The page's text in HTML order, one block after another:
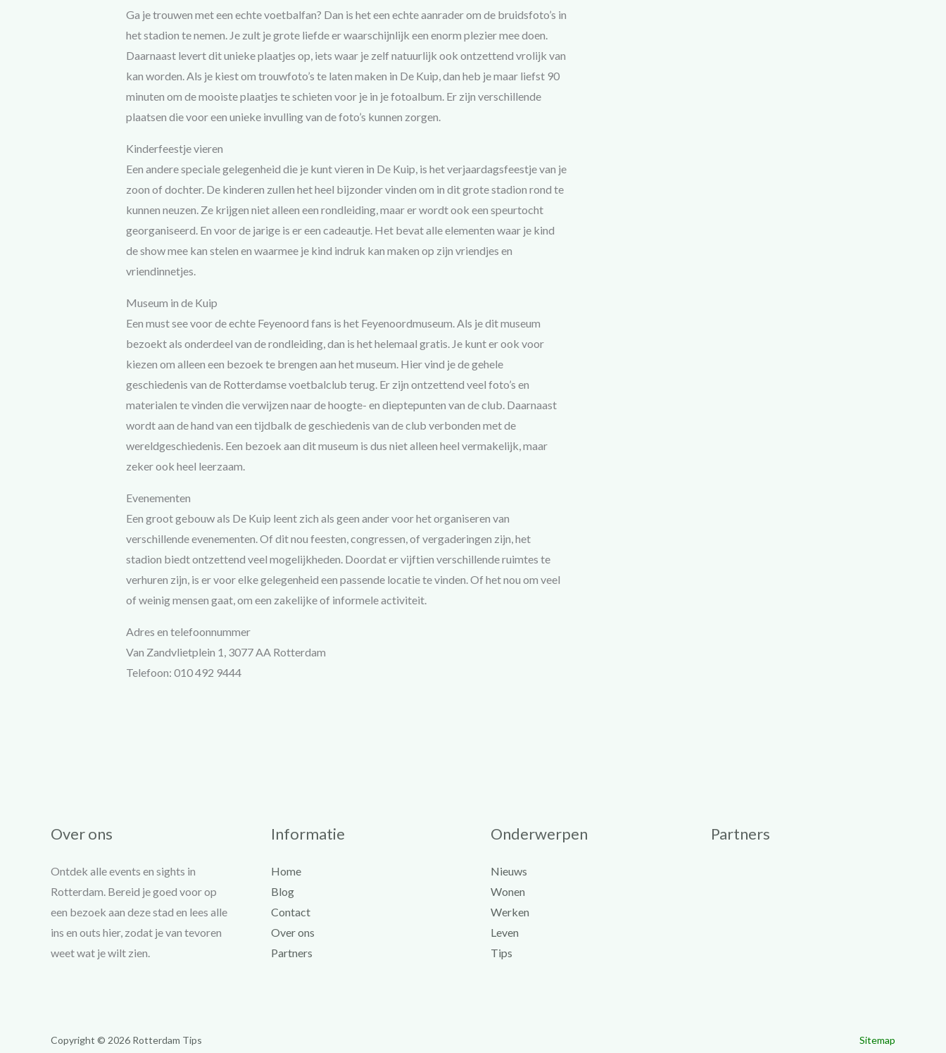
Ga je trouwen met een echte voetbalfan? Dan is het een echte aanrader om de bruidsfoto’s in
het stadion te nemen. Je zult je grote liefde er waarschijnlijk een enorm plezier mee doen.
Daarnaast levert dit unieke plaatjes op, iets waar je zelf natuurlijk ook ontzettend vrolijk van
kan worden. Als je kiest om trouwfoto’s te laten maken in De Kuip, dan heb je maar liefst 90
minuten om de mooiste plaatjes te schieten voor je in je fotoalbum. Er zijn verschillende
plaatsen die voor een unieke invulling van de foto’s kunnen zorgen.
Kinderfeestje vieren
Een andere speciale gelegenheid die je kunt vieren in De Kuip, is het verjaardagsfeestje van je
zoon of dochter. De kinderen zullen het heel bijzonder vinden om in dit grote stadion rond te
kunnen neuzen. Ze krijgen niet alleen een rondleiding, maar er wordt ook een speurtocht
georganiseerd. En voor de jarige is er een cadeautje. Het bevat alle elementen waar je kind
de show mee kan stelen en waarmee je kind indruk kan maken op zijn vriendjes en
vriendinnetjes.
Museum in de Kuip
Een must see voor de echte Feyenoord fans is het Feyenoordmuseum. Als je dit museum
bezoekt als onderdeel van de rondleiding, dan is het helemaal gratis. Je kunt er ook voor
kiezen om alleen een bezoek te brengen aan het museum. Hier vind je de gehele
geschiedenis van de Rotterdamse voetbalclub terug. Er zijn ontzettend veel foto’s en
materialen te vinden die verwijzen naar de hoogte- en dieptepunten van de club. Daarnaast
wordt aan de hand van een tijdbalk de geschiedenis van de club verbonden met de
wereldgeschiedenis. Een bezoek aan dit museum is dus niet alleen heel vermakelijk, maar
zeker ook heel leerzaam.
Evenementen
Een groot gebouw als De Kuip leent zich als geen ander voor het organiseren van
verschillende evenementen. Of dit nou feesten, congressen, of vergaderingen zijn, het
stadion biedt ontzettend veel mogelijkheden. Doordat er vijftien verschillende ruimtes te
verhuren zijn, is er voor elke gelegenheid een passende locatie te vinden. Of het nou om veel
of weinig mensen gaat, om een zakelijke of informele activiteit.
Adres en telefoonnummer
Van Zandvlietplein 1, 3077 AA Rotterdam
Telefoon: 010 492 9444
Over ons
Ontdek alle events en sights in
Rotterdam. Bereid je goed voor op
een bezoek aan deze stad en lees alle
ins en outs hier, zodat je van tevoren
weet wat je wilt zien.
Informatie
Home
Blog
Contact
Over ons
Partners
Onderwerpen
Nieuws
Wonen
Werken
Leven
Tips
Partners
Copyright © 2026 Rotterdam Tips Sitemap